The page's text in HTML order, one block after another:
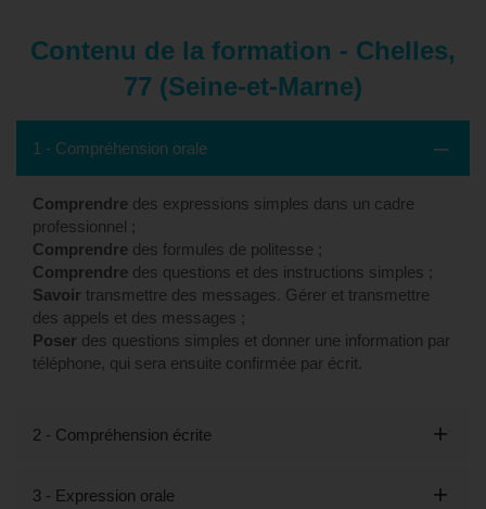
Contenu de la formation - Chelles,
77 (Seine-et-Marne)
1 - Compréhension orale
Comprendre des expressions simples dans un cadre
professionnel ;
Comprendre des formules de politesse ;
Comprendre des questions et des instructions simples ;
Savoir transmettre des messages. Gérer et transmettre
des appels et des messages ;
Poser des questions simples et donner une information par
téléphone, qui sera ensuite confirmée par écrit.
2 - Compréhension écrite
3 - Expression orale